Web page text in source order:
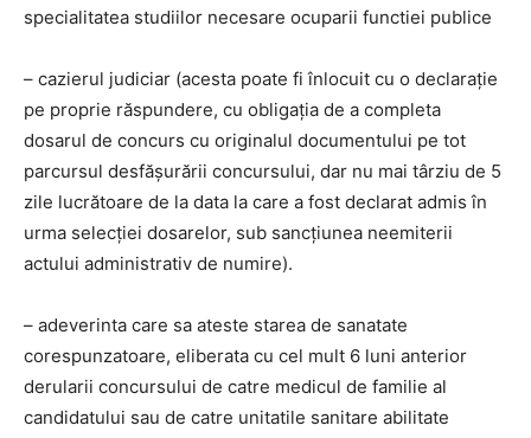
specialitatea studiilor necesare ocuparii functiei publice
– cazierul judiciar (acesta poate fi înlocuit cu o declaraţie
pe proprie răspundere, cu obligaţia de a completa
dosarul de concurs cu originalul documentului pe tot
parcursul desfăşurării concursului, dar nu mai târziu de 5
zile lucrătoare de la data la care a fost declarat admis în
urma selecţiei dosarelor, sub sancţiunea neemiterii
actului administrativ de numire).
– adeverinta care sa ateste starea de sanatate
corespunzatoare, eliberata cu cel mult 6 luni anterior
derularii concursului de catre medicul de familie al
candidatului sau de catre unitatile sanitare abilitate